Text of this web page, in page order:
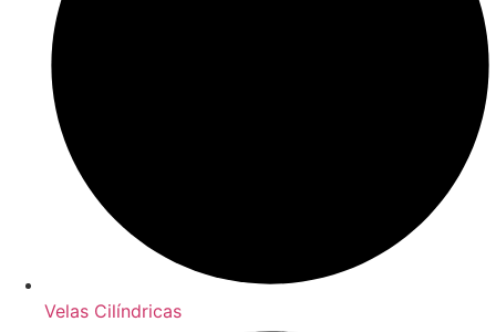
Velas Cilíndricas